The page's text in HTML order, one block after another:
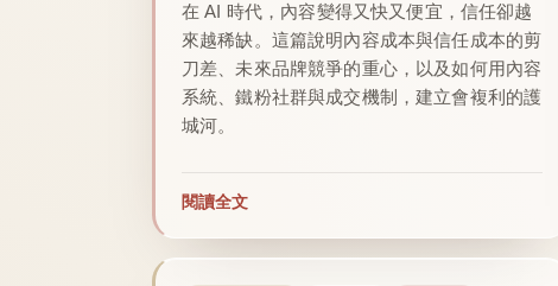
在 AI 時代，內容變得又快又便宜，信任卻越
來越稀缺。這篇說明內容成本與信任成本的剪
刀差、未來品牌競爭的重心，以及如何用內容
系統、鐵粉社群與成交機制，建立會複利的護
城河。
閱讀全文